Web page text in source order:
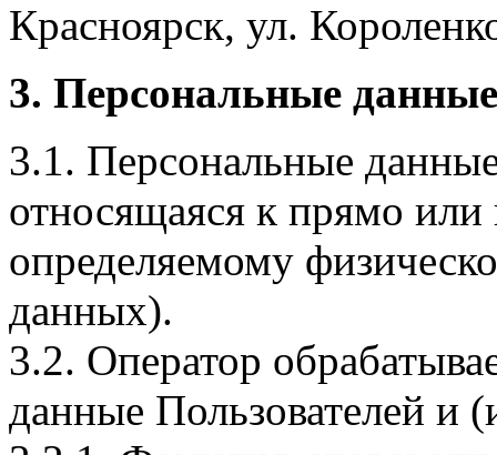
Красноярск, ул.
3. Персональные
3.1. Персональные
относящаяся к прямо
определяемому
данных).
3.2. Оператор
данные Пользователей и